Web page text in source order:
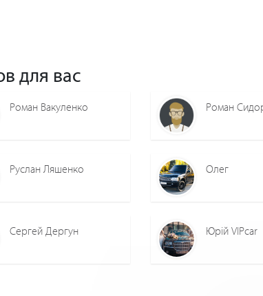
для вас
Роман Вакуленко Роман
Руслан Ляшенко Олег
Сергей Дергун Юрій VIPcar